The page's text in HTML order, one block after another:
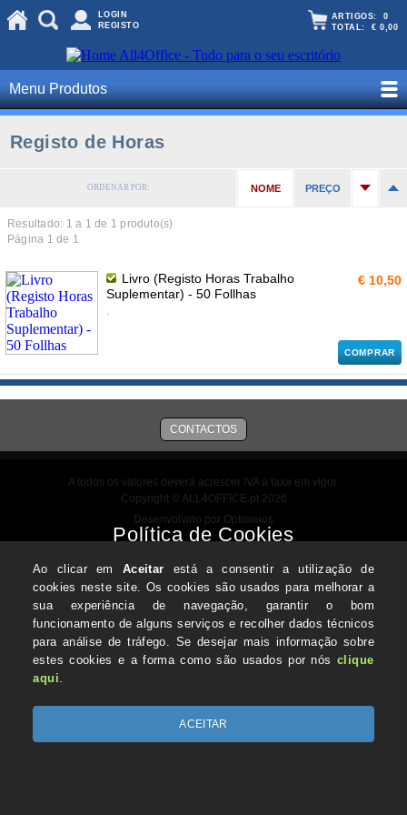
LOGIN
REGISTO
ARTIGOS: 0
TOTAL: € 0,00
Menu Produtos
Registo de Horas
ORDENAR POR: NOME PREÇO
Resultado: 1 a 1 de 1 produto(s)
Página 1 de 1
Livro (Registo Horas Trabalho
Suplementar) - 50 Follhas
.
€ 10,50
COMPRAR
CONTACTOS
A todos os valores deverá acrescer IVA à taxa em vigor.
Copyright © ALL4OFFICE.pt 2026
Desenvolvido por Optimeios